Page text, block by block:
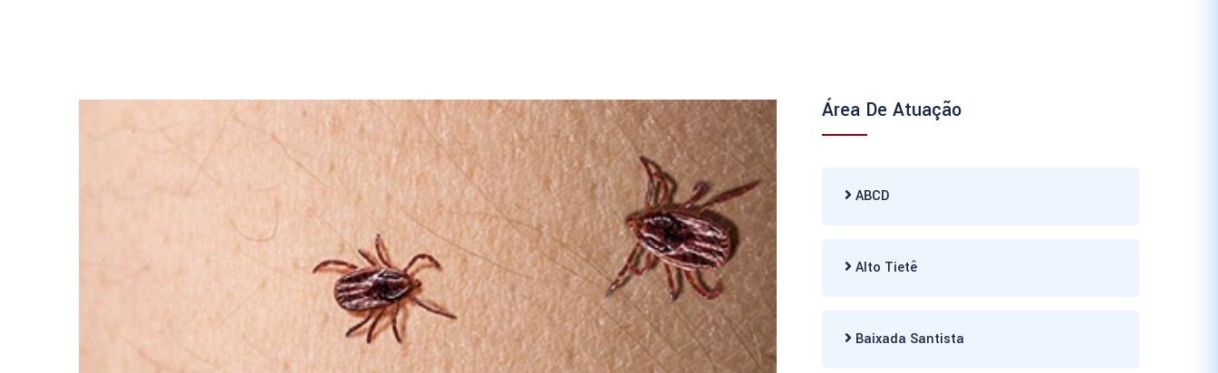
Área De Atuação
ABCD
Alto Tietê
Baixada Santista